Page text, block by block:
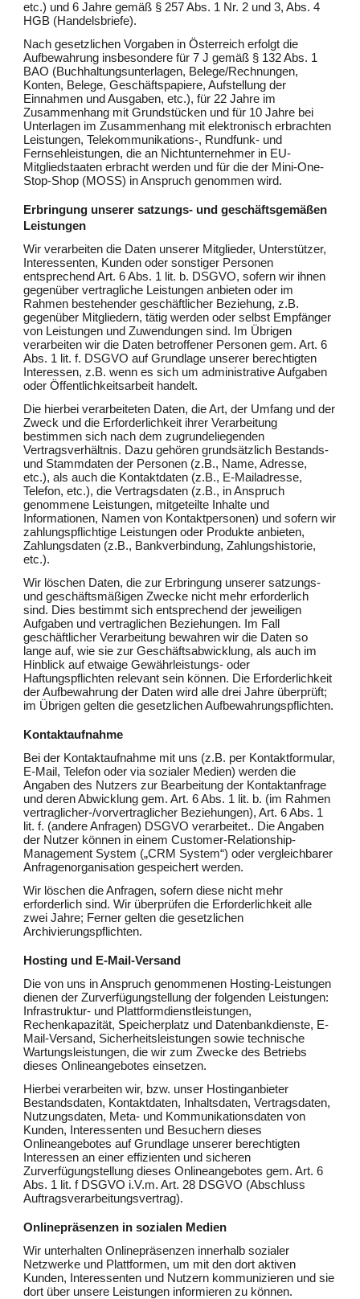
etc.) und 6 Jahre gemäß § 257 Abs. 1 Nr. 2 und 3, Abs. 4
HGB (Handelsbriefe).
Nach gesetzlichen Vorgaben in Österreich erfolgt die
Aufbewahrung insbesondere für 7 J gemäß § 132 Abs. 1
BAO (Buchhaltungsunterlagen, Belege/Rechnungen,
Konten, Belege, Geschäftspapiere, Aufstellung der
Einnahmen und Ausgaben, etc.), für 22 Jahre im
Zusammenhang mit Grundstücken und für 10 Jahre bei
Unterlagen im Zusammenhang mit elektronisch erbrachten
Leistungen, Telekommunikations-, Rundfunk- und
Fernsehleistungen, die an Nichtunternehmer in EU-
Mitgliedstaaten erbracht werden und für die der Mini-One-
Stop-Shop (MOSS) in Anspruch genommen wird.
Erbringung unserer satzungs- und geschäftsgemäßen
Leistungen
Wir verarbeiten die Daten unserer Mitglieder, Unterstützer,
Interessenten, Kunden oder sonstiger Personen
entsprechend Art. 6 Abs. 1 lit. b. DSGVO, sofern wir ihnen
gegenüber vertragliche Leistungen anbieten oder im
Rahmen bestehender geschäftlicher Beziehung, z.B.
gegenüber Mitgliedern, tätig werden oder selbst Empfänger
von Leistungen und Zuwendungen sind. Im Übrigen
verarbeiten wir die Daten betroffener Personen gem. Art. 6
Abs. 1 lit. f. DSGVO auf Grundlage unserer berechtigten
Interessen, z.B. wenn es sich um administrative Aufgaben
oder Öffentlichkeitsarbeit handelt.
Die hierbei verarbeiteten Daten, die Art, der Umfang und der
Zweck und die Erforderlichkeit ihrer Verarbeitung
bestimmen sich nach dem zugrundeliegenden
Vertragsverhältnis. Dazu gehören grundsätzlich Bestands-
und Stammdaten der Personen (z.B., Name, Adresse,
etc.), als auch die Kontaktdaten (z.B., E-Mailadresse,
Telefon, etc.), die Vertragsdaten (z.B., in Anspruch
genommene Leistungen, mitgeteilte Inhalte und
Informationen, Namen von Kontaktpersonen) und sofern wir
zahlungspflichtige Leistungen oder Produkte anbieten,
Zahlungsdaten (z.B., Bankverbindung, Zahlungshistorie,
etc.).
Wir löschen Daten, die zur Erbringung unserer satzungs-
und geschäftsmäßigen Zwecke nicht mehr erforderlich
sind. Dies bestimmt sich entsprechend der jeweiligen
Aufgaben und vertraglichen Beziehungen. Im Fall
geschäftlicher Verarbeitung bewahren wir die Daten so
lange auf, wie sie zur Geschäftsabwicklung, als auch im
Hinblick auf etwaige Gewährleistungs- oder
Haftungspflichten relevant sein können. Die Erforderlichkeit
der Aufbewahrung der Daten wird alle drei Jahre überprüft;
im Übrigen gelten die gesetzlichen Aufbewahrungspflichten.
Kontaktaufnahme
Bei der Kontaktaufnahme mit uns (z.B. per Kontaktformular,
E-Mail, Telefon oder via sozialer Medien) werden die
Angaben des Nutzers zur Bearbeitung der Kontaktanfrage
und deren Abwicklung gem. Art. 6 Abs. 1 lit. b. (im Rahmen
vertraglicher-/vorvertraglicher Beziehungen), Art. 6 Abs. 1
lit. f. (andere Anfragen) DSGVO verarbeitet.. Die Angaben
der Nutzer können in einem Customer-Relationship-
Management System („CRM System“) oder vergleichbarer
Anfragenorganisation gespeichert werden.
Wir löschen die Anfragen, sofern diese nicht mehr
erforderlich sind. Wir überprüfen die Erforderlichkeit alle
zwei Jahre; Ferner gelten die gesetzlichen
Archivierungspflichten.
Hosting und E-Mail-Versand
Die von uns in Anspruch genommenen Hosting-Leistungen
dienen der Zurverfügungstellung der folgenden Leistungen:
Infrastruktur- und Plattformdienstleistungen,
Rechenkapazität, Speicherplatz und Datenbankdienste, E-
Mail-Versand, Sicherheitsleistungen sowie technische
Wartungsleistungen, die wir zum Zwecke des Betriebs
dieses Onlineangebotes einsetzen.
Hierbei verarbeiten wir, bzw. unser Hostinganbieter
Bestandsdaten, Kontaktdaten, Inhaltsdaten, Vertragsdaten,
Nutzungsdaten, Meta- und Kommunikationsdaten von
Kunden, Interessenten und Besuchern dieses
Onlineangebotes auf Grundlage unserer berechtigten
Interessen an einer effizienten und sicheren
Zurverfügungstellung dieses Onlineangebotes gem. Art. 6
Abs. 1 lit. f DSGVO i.V.m. Art. 28 DSGVO (Abschluss
Auftragsverarbeitungsvertrag).
Onlinepräsenzen in sozialen Medien
Wir unterhalten Onlinepräsenzen innerhalb sozialer
Netzwerke und Plattformen, um mit den dort aktiven
Kunden, Interessenten und Nutzern kommunizieren und sie
dort über unsere Leistungen informieren zu können.